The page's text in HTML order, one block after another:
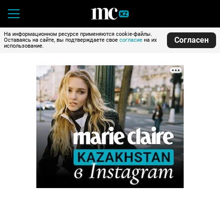
На информационном ресурсе применяются cookie-файлы.
Оставаясь на сайте, вы подтверждаете свое согласие на их
использование.
Согласен